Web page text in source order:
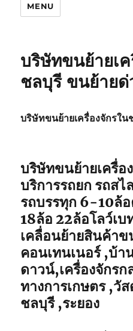
MENU
บริษัทขนย้ายเ
ชลบุรี ขนย้าย
บริษัทขนย้ายเครื่องจักรใน
บริษัทขนย้ายเครื่อ
บริการรถยก รถสไ
รถบรรทุก 6-10ล้อ
18ล้อ 22ล้อโลว์เ
เคลื่อนย้ายสินค้า
คอนเทนเนอร์ ,บ้า
ดาวน์,เครื่องจักรก
ทางการเกษตร ,วั
ชลบุรี ,ระยอง